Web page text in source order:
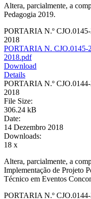
Altera, parcialmente, a
Pedagogia 2019.
PORTARIA N.º
2018
PORTARIA N.
2018.pdf
Download
Details
PORTARIA N.º
2018
File Size:
306.24 kB
Date:
14 Dezembro 2018
Downloads:
18 x
Altera, parcialmente, a
Implementação de Projeto
Técnico em Eventos
PORTARIA N.º